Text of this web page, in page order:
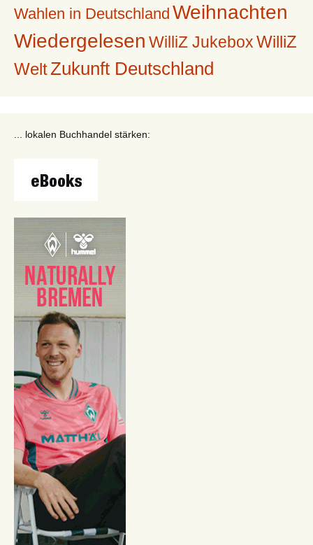
Wahlen in Deutschland Weihnachten
Wiedergelesen WilliZ Jukebox WilliZ
WeltZukunft Deutschland
... lokalen Buchhandel stärken: